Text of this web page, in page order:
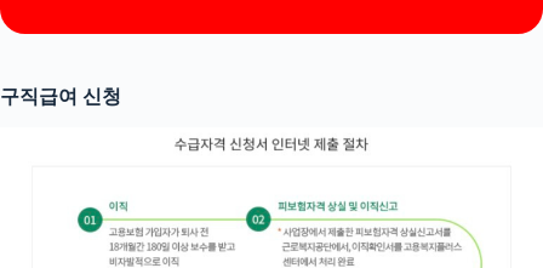
구직급여 신청